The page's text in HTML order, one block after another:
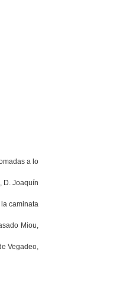
a lo
D. Joaquín
caminata
Miou,
Vegadeo,